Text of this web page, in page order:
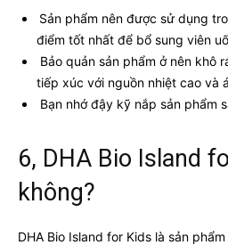
Sản phẩm nên được sử dụng
điểm tốt nhất để bổ sung viên
Bảo quản sản phẩm ở nên khô
tiếp xúc với nguồn nhiệt cao và
Bạn nhớ đậy kỹ nắp sản phẩm
6, DHA Bio Island
không?
DHA Bio Island for Kids là sản